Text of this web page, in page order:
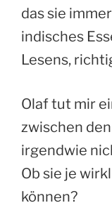
das sie
indisches
Lesens,
Olaf tut mir
zwischen
irgendwie
Ob sie je
können?